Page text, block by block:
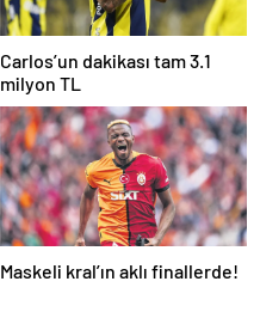
Carlos’un dakikası tam 3.1
milyon TL
Maskeli kral’ın aklı finallerde!